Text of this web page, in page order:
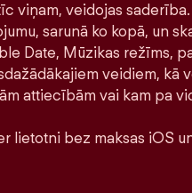
viņam, veidojas
sarunā ko kopā, un
Date, Mūzikas režīms,
veidiem, kā
attiecībām vai kam pa
lietotni bez maksas iOS